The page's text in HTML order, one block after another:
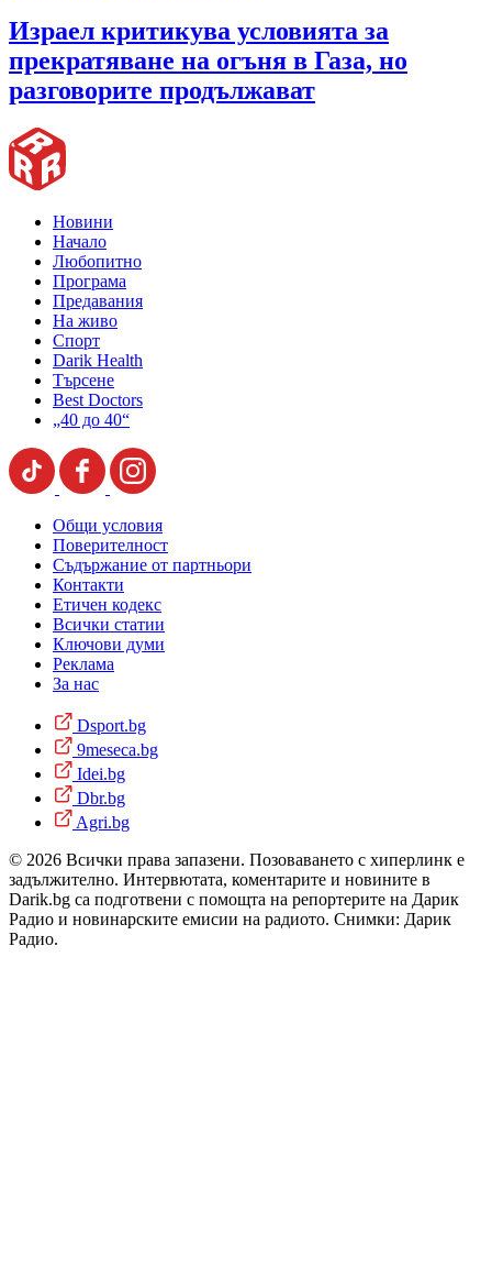
Израел критикува условията за
прекратяване на огъня в Газа, но
разговорите продължават
Новини
Начало
Любопитно
Програма
Предавания
На живо
Спорт
Darik Health
Търсене
Best Doctors
„40 до 40“
Общи условия
Поверителност
Съдържание от партньори
Контакти
Етичен кодекс
Всички статии
Ключови думи
Реклама
За нас
Dsport.bg
9meseca.bg
Idei.bg
Dbr.bg
Agri.bg
© 2026 Всички права запазени. Позоваването с хиперлинк е
задължително. Интервютата, коментарите и новините в
Darik.bg са подготвени с помощта на репортерите на Дарик
Радио и новинарските емисии на радиото. Снимки: Дарик
Радио.